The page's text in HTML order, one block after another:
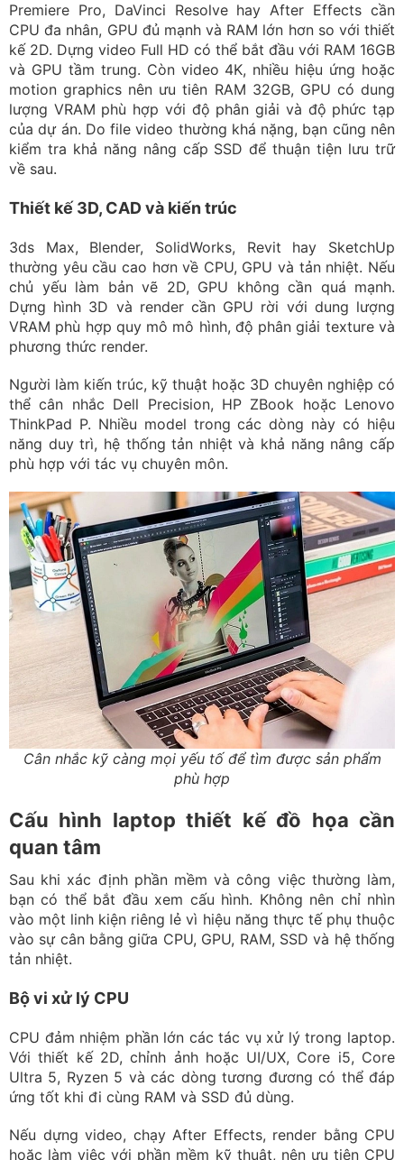
Premiere Pro, DaVinci Resolve hay After Effects cần
CPU đa nhân, GPU đủ mạnh và RAM lớn hơn so với thiết
kế 2D. Dựng video Full HD có thể bắt đầu với RAM 16GB
và GPU tầm trung. Còn video 4K, nhiều hiệu ứng hoặc
motion graphics nên ưu tiên RAM 32GB, GPU có dung
lượng VRAM phù hợp với độ phân giải và độ phức tạp
của dự án. Do file video thường khá nặng, bạn cũng nên
kiểm tra khả năng nâng cấp SSD để thuận tiện lưu trữ
về sau.
Thiết kế 3D, CAD và kiến trúc
3ds Max, Blender, SolidWorks, Revit hay SketchUp
thường yêu cầu cao hơn về CPU, GPU và tản nhiệt. Nếu
chủ yếu làm bản vẽ 2D, GPU không cần quá mạnh.
Dựng hình 3D và render cần GPU rời với dung lượng
VRAM phù hợp quy mô mô hình, độ phân giải texture và
phương thức render.
Người làm kiến trúc, kỹ thuật hoặc 3D chuyên nghiệp có
thể cân nhắc Dell Precision, HP ZBook hoặc Lenovo
ThinkPad P. Nhiều model trong các dòng này có hiệu
năng duy trì, hệ thống tản nhiệt và khả năng nâng cấp
phù hợp với tác vụ chuyên môn.
Cân nhắc kỹ càng mọi yếu tố để tìm được sản phẩm
phù hợp
Cấu hình laptop thiết kế đồ họa cần
quan tâm
Sau khi xác định phần mềm và công việc thường làm,
bạn có thể bắt đầu xem cấu hình. Không nên chỉ nhìn
vào một linh kiện riêng lẻ vì hiệu năng thực tế phụ thuộc
vào sự cân bằng giữa CPU, GPU, RAM, SSD và hệ thống
tản nhiệt.
Bộ vi xử lý CPU
CPU đảm nhiệm phần lớn các tác vụ xử lý trong laptop.
Với thiết kế 2D, chỉnh ảnh hoặc UI/UX, Core i5, Core
Ultra 5, Ryzen 5 và các dòng tương đương có thể đáp
ứng tốt khi đi cùng RAM và SSD đủ dùng.
Nếu dựng video, chạy After Effects, render bằng CPU
hoặc làm việc với phần mềm kỹ thuật, nên ưu tiên CPU